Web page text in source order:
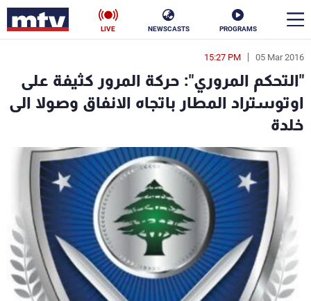
PROGRAMS
NEWSCASTS
LIVE
05 Mar 2016
15:27 PM
"التحكم المروري": حركة المرور كثيفة على
اوتوستراد المطار باتجاه الانفاق وصولا الى
خلدة
en
الأخبار
سياسة
إقتصاد فن
منوعات رياضة
كأس العالم
البرامج